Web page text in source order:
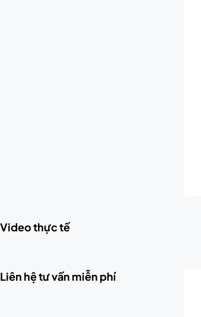
Video thực tế
Liên hệ tư vấn miễn phí